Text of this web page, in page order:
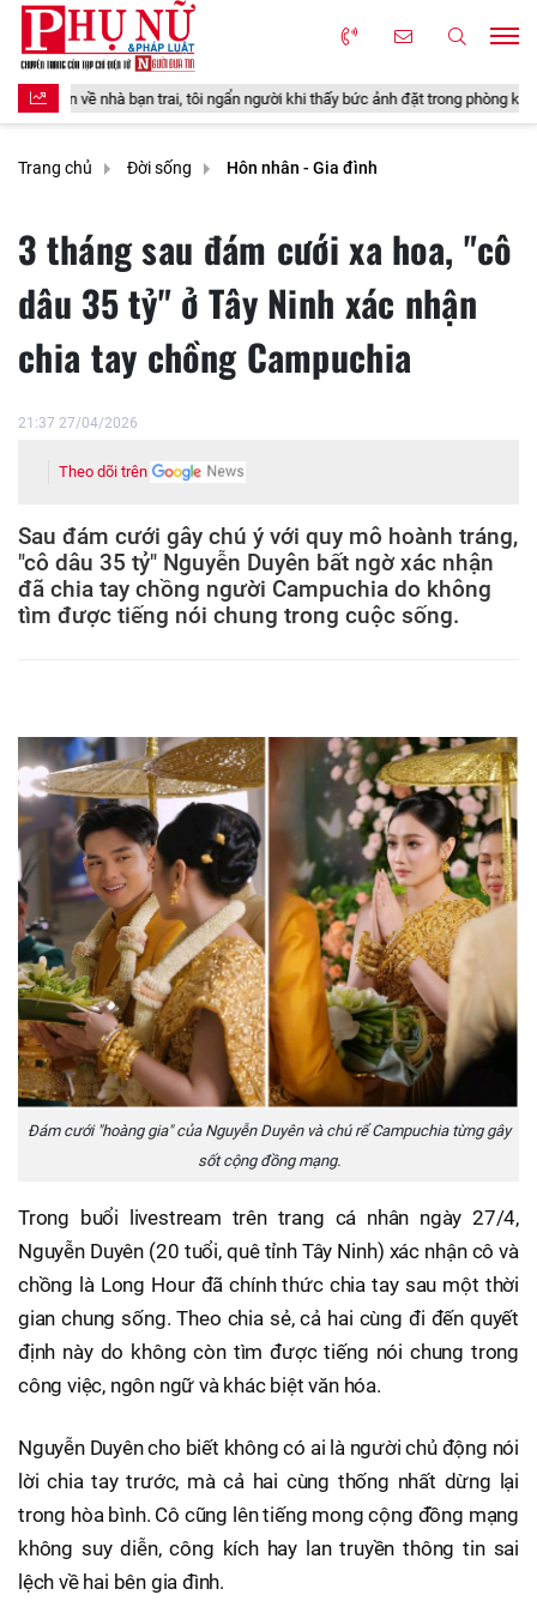
người khi thấy bức ảnh đặt trong phòng khách Được nhà
Trang chủ Đời sống Hôn nhân - Gia đình
3 tháng sau đám cưới xa hoa, "cô
dâu 35 tỷ" ở Tây Ninh xác nhận
chia tay chồng Campuchia
21:37 27/04/2026
Theo dõi trên
Sau đám cưới gây chú ý với quy mô hoành tráng,
"cô dâu 35 tỷ" Nguyễn Duyên bất ngờ xác nhận
đã chia tay chồng người Campuchia do không
tìm được tiếng nói chung trong cuộc sống.
Đám cưới "hoàng gia" của Nguyễn Duyên và chú rể Campuchia từng gây
sốt cộng đồng mạng.
Trong buổi livestream trên trang cá nhân ngày 27/4,
Nguyễn Duyên (20 tuổi, quê tỉnh Tây Ninh) xác nhận cô và
chồng là Long Hour đã chính thức chia tay sau một thời
gian chung sống. Theo chia sẻ, cả hai cùng đi đến quyết
định này do không còn tìm được tiếng nói chung trong
công việc, ngôn ngữ và khác biệt văn hóa.
Nguyễn Duyên cho biết không có ai là người chủ động nói
lời chia tay trước, mà cả hai cùng thống nhất dừng lại
trong hòa bình. Cô cũng lên tiếng mong cộng đồng mạng
không suy diễn, công kích hay lan truyền thông tin sai
lệch về hai bên gia đình.